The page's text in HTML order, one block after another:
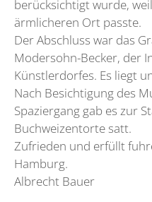
berücksichtigt wurde,
ärmlicheren Ort passte.
Der Abschluss war das
Modersohn-Becker, der
Künstlerdorfes. Es liegt
Nach Besichtigung des
Spaziergang gab es zur
Buchweizentorte satt.
Zufrieden und erfüllt
Hamburg.
Albrecht Bauer